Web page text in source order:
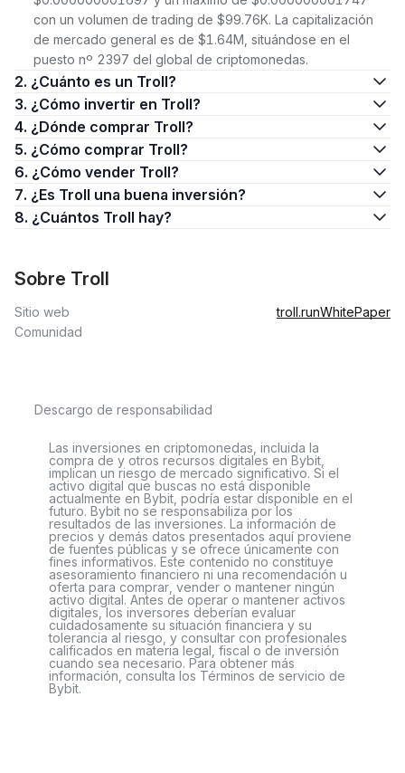
con un volumen de trading de $99.76K. La capitalización
de mercado general es de $1.64M, situándose en el
puesto nº 2397 del global de criptomonedas.
2. ¿Cuánto es un Troll?
3. ¿Cómo invertir en Troll?
4. ¿Dónde comprar Troll?
5. ¿Cómo comprar Troll?
6. ¿Cómo vender Troll?
7. ¿Es Troll una buena inversión?
8. ¿Cuántos Troll hay?
Sobre Troll
Sitio web troll.runWhitePaper
Comunidad
Descargo de responsabilidad
Las inversiones en criptomonedas, incluida la
compra de y otros recursos digitales en Bybit,
implican un riesgo de mercado significativo. Si el
activo digital que buscas no está disponible
actualmente en Bybit, podría estar disponible en el
futuro. Bybit no se responsabiliza por los
resultados de las inversiones. La información de
precios y demás datos presentados aquí proviene
de fuentes públicas y se ofrece únicamente con
fines informativos. Este contenido no constituye
asesoramiento financiero ni una recomendación u
oferta para comprar, vender o mantener ningún
activo digital. Antes de operar o mantener activos
digitales, los inversores deberían evaluar
cuidadosamente su situación financiera y su
tolerancia al riesgo, y consultar con profesionales
calificados en materia legal, fiscal o de inversión
cuando sea necesario. Para obtener más
información, consulta los Términos de servicio de
Bybit.